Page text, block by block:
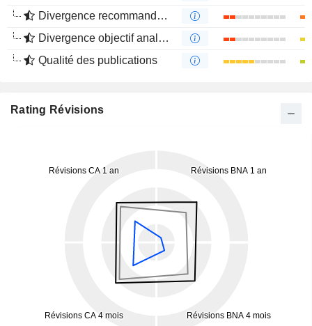
Divergence recommandations analystes
Divergence objectif analystes
Qualité des publications
Rating Révisions